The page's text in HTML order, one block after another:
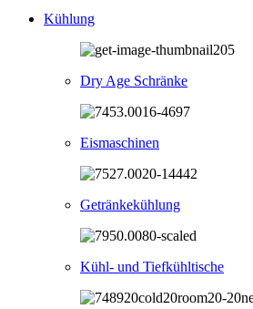
Kühlung
Dry Age Schränke
Eismaschinen
Getränkekühlung
Kühl- und Tiefkühltische